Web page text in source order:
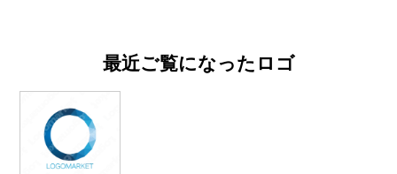
最近ご覧になったロゴ